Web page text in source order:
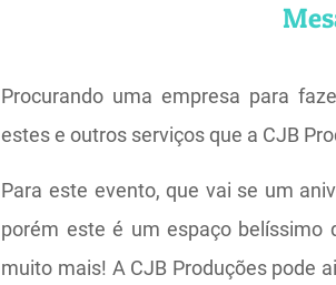
Procurando uma empresa para
estes e outros serviços que a CJB
Para este evento, que vai se um
porém este é um espaço belíssimo
muito mais! A CJB Produções pode